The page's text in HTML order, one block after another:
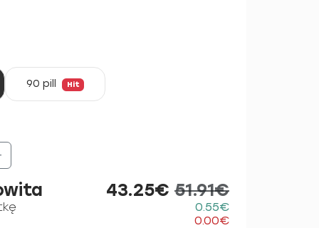
90 pill Hit
43.25€ 51.91€
0.55€
0.00€